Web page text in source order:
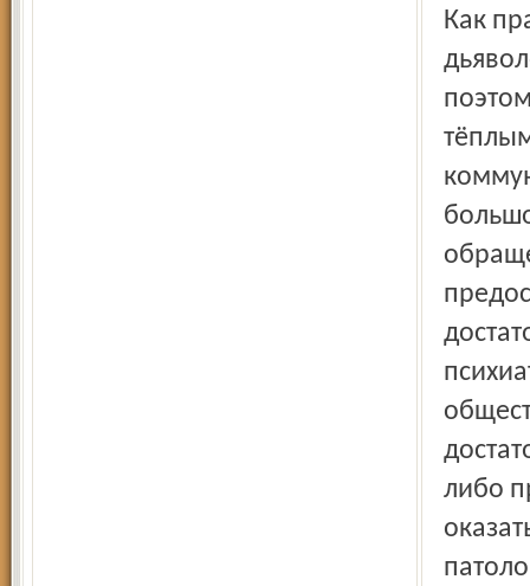
Как
либо